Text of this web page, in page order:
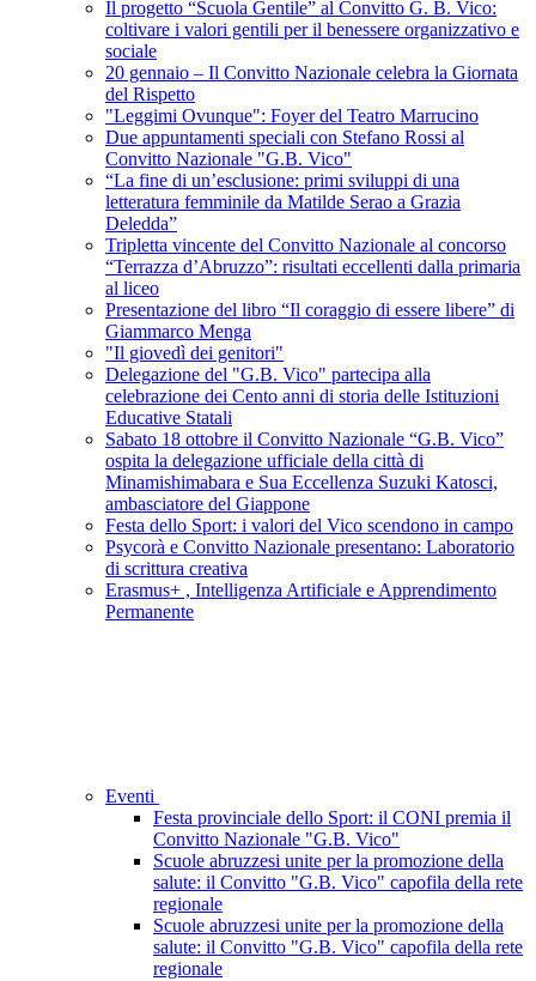
Il progetto “Scuola Gentile” al Convitto G. B. Vico:
coltivare i valori gentili per il benessere organizzativo e
sociale
20 gennaio – Il Convitto Nazionale celebra la Giornata
del Rispetto
"Leggimi Ovunque": Foyer del Teatro Marrucino
Due appuntamenti speciali con Stefano Rossi al
Convitto Nazionale "G.B. Vico"
“La fine di un’esclusione: primi sviluppi di una
letteratura femminile da Matilde Serao a Grazia
Deledda”
Tripletta vincente del Convitto Nazionale al concorso
“Terrazza d’Abruzzo”: risultati eccellenti dalla primaria
al liceo
Presentazione del libro “Il coraggio di essere libere” di
Giammarco Menga
"Il giovedì dei genitori"
Delegazione del "G.B. Vico" partecipa alla
celebrazione dei Cento anni di storia delle Istituzioni
Educative Statali
Sabato 18 ottobre il Convitto Nazionale “G.B. Vico”
ospita la delegazione ufficiale della città di
Minamishimabara e Sua Eccellenza Suzuki Katosci,
ambasciatore del Giappone
Festa dello Sport: i valori del Vico scendono in campo
Psycorà e Convitto Nazionale presentano: Laboratorio
di scrittura creativa
Erasmus+ , Intelligenza Artificiale e Apprendimento
Permanente
Eventi
Festa provinciale dello Sport: il CONI premia il
Convitto Nazionale "G.B. Vico"
Scuole abruzzesi unite per la promozione della
salute: il Convitto "G.B. Vico" capofila della rete
regionale
Scuole abruzzesi unite per la promozione della
salute: il Convitto "G.B. Vico" capofila della rete
regionale